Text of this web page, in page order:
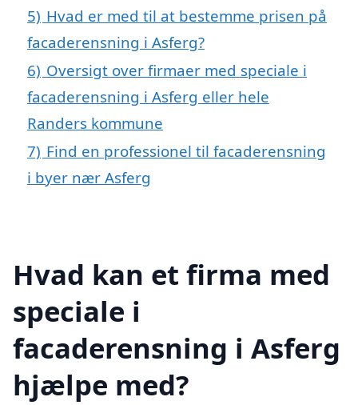
5) Hvad er med til at bestemme prisen på
facaderensning i Asferg?
6) Oversigt over firmaer med speciale i
facaderensning i Asferg eller hele
Randers kommune
7) Find en professionel til facaderensning
i byer nær Asferg
Hvad kan et firma med
speciale i
facaderensning i Asferg
hjælpe med?